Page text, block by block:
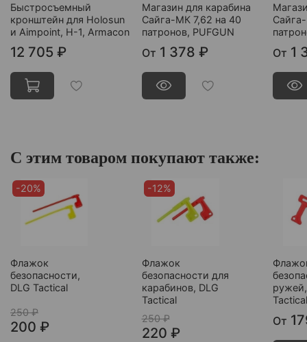
Быстросъемный
кронштейн для Holosun
и Aimpoint, Н-1, Armacon
12 705 ₽
Магазин для карабина
Сайга-МК 7,62 на 40
патронов, PUFGUN
От 1 378 ₽ От 1
С этим товаром покупают также:
-20%
Флажок
безопасности,
DLG Tactical
250 ₽
200 ₽
-12%
Флажок
безопасности для
карабинов, DLG
Tactical
250 ₽
220 ₽
Tactical
От